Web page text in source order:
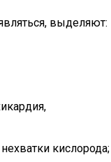
выделяют:
кислорода;